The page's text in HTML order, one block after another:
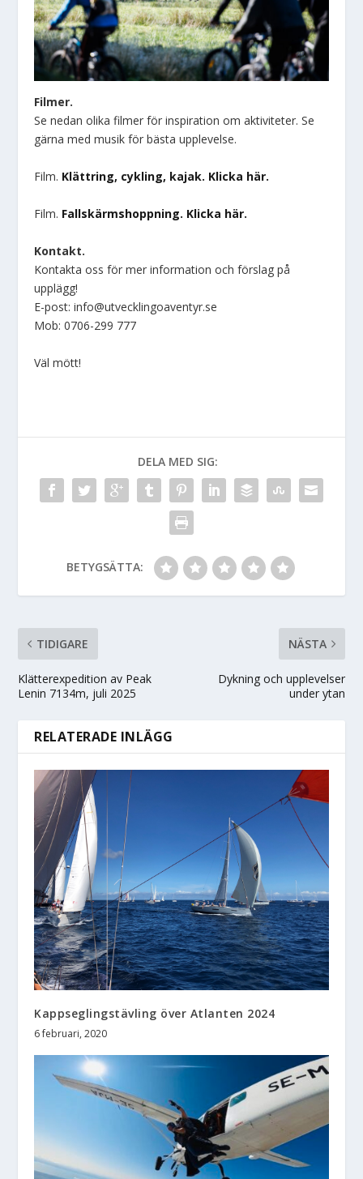
Filmer.
Se nedan olika filmer för inspiration om aktiviteter. Se
gärna med musik för bästa upplevelse.
Film. Klättring, cykling, kajak. Klicka här.
Film. Fallskärmshoppning. Klicka här.
Kontakt.
Kontakta oss för mer information och förslag på
upplägg!
E-post: info@utvecklingoaventyr.se
Mob: 0706-299 777
Väl mött!
DELA MED SIG:
BETYGSÄTTA:
TIDIGARE
Klätterexpedition av Peak
Lenin 7134m, juli 2025
NÄSTA
Dykning och upplevelser
under ytan
RELATERADE INLÄGG
Kappseglingstävling över Atlanten 2024
6 februari, 2020